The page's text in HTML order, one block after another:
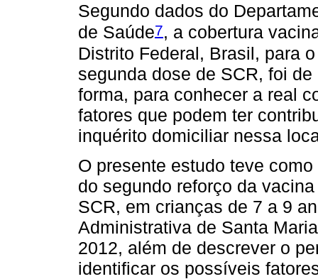
Segundo dados do
de Saúde7, a cobertura
Distrito Federal, Brasil, para
segunda dose de SCR, foi
forma, para conhecer a real
fatores que podem ter
inquérito domiciliar nessa
O presente estudo teve
do segundo reforço da
SCR, em crianças de 7 a 9
Administrativa de Santa
2012, além de descrever o
identificar os possíveis